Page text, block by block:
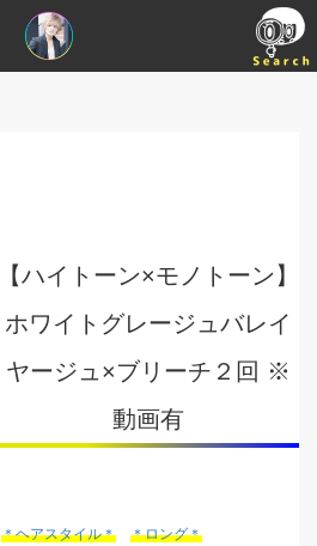
【ハイトーン×モノトーン】
ホワイトグレージュバレイ
ヤージュ×ブリーチ２回 ※
動画有
＊ヘアスタイル＊ ＊ロング＊